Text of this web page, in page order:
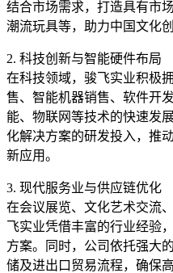
结合市场需求，打造具有市
潮流玩具等，助力中国文化
2. 科技创新与智能硬件布局
在科技领域，骏飞实业积极
售、智能机器销售、软件开
能、物联网等技术的快速发
化解决方案的研发投入，推
新应用。
3. 现代服务业与供应链优化
在会议展览、文化艺术交流
飞实业凭借丰富的行业经验
方案。同时，公司依托强大
储及进出口贸易流程，确保